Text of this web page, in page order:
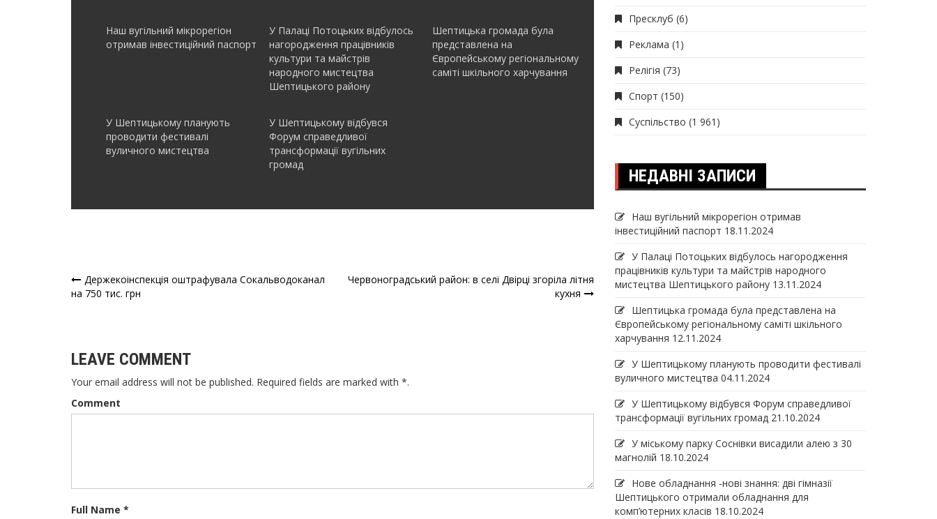
Наш вугільний мікрорегіон
отримав інвеcтиційний паспорт
У Палаці Потоцьких відбулось
нагородження працівників
культури та майстрів
народного мистецтва
Шептицького району
Шептицька громада була
представлена на
Європейському регіональному
саміті шкільного харчування
У Шептицькому планують
проводити фестивалі
вуличного мистецтва
У Шептицькому відбувся
Форум справедливої
трансформації вугільних
громад
Навігація
Держекоінспекція оштрафувала Сокальводоканал
на 750 тис. грн
Червоноградський район: в селі Двірці згоріла літня
кухня
LEAVE COMMENT
Your email address will not be published. Required fields are marked with *.
Comment
Full Name *
Пресклуб (6)
Реклама (1)
Релігія (73)
Спорт (150)
Суспільство (1 961)
НЕДАВНІ ЗАПИСИ
Наш вугільний мікрорегіон отримав
інвеcтиційний паспорт 18.11.2024
У Палаці Потоцьких відбулось нагородження
працівників культури та майстрів народного
мистецтва Шептицького району 13.11.2024
Шептицька громада була представлена на
Європейському регіональному саміті шкільного
харчування 12.11.2024
У Шептицькому планують проводити фестивалі
вуличного мистецтва 04.11.2024
У Шептицькому відбувся Форум справедливої
трансформації вугільних громад 21.10.2024
У міському парку Соснівки висадили алею з 30
магнолій 18.10.2024
Нове обладнання -нові знання: дві гімназії
Шептицького отримали обладнання для
комп’ютерних класів 18.10.2024